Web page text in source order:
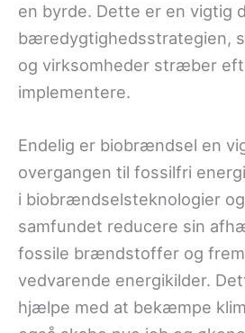
en byrde. Dette er en vigtig
bæredygtighedsstrategien,
og virksomheder stræber
implementere.
Endelig er biobrændsel en
overgangen til fossilfri
i biobrændselsteknologier
samfundet reducere sin
fossile brændstoffer og
vedvarende energikilder.
hjælpe med at bekæmpe